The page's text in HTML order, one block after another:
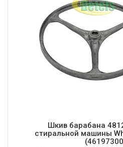
Шкив барабана
стиральной машины